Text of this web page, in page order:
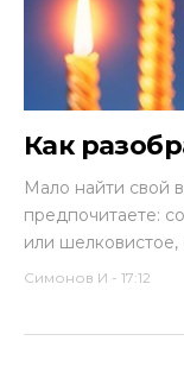
Как
Мало найти свой
предпочитаете:
или
Симонов И - 17:12